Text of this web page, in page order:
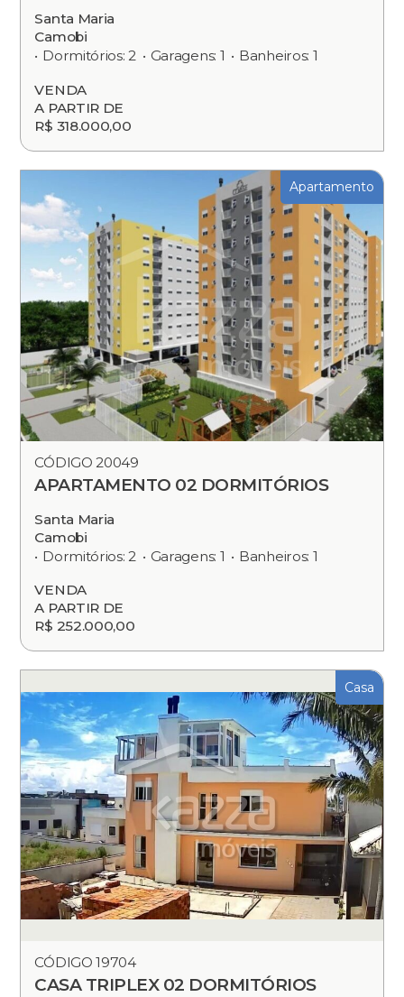
Santa Maria
Camobi
Dormitórios: 2
Garagens: 1
Banheiros: 1
VENDA
A PARTIR DE
R$ 318.000,00
Apartamento
CÓDIGO 20049
APARTAMENTO 02 DORMITÓRIOS
Santa Maria
Camobi
Dormitórios: 2
Garagens: 1
Banheiros: 1
VENDA
A PARTIR DE
R$ 252.000,00
Casa
CÓDIGO 19704
CASA TRIPLEX 02 DORMITÓRIOS